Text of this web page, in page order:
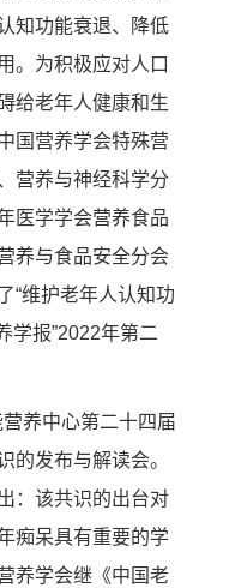
知功能衰退、降低
。为积极应对人口
给老年人健康和生
国营养学会特殊营
营养与神经科学分
医学学会营养食品
养与食品安全分会
“维护老年人认知功
学报”2022年第二
养中心第二十四届
的发布与解读会。
：该共识的出台对
痴呆具有重要的学
养学会继《中国老